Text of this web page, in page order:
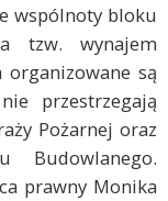
wspólnoty bloku
tzw. wynajem
są
przestrzegają
Pożarnej oraz
Budowlanego.
prawny Monika